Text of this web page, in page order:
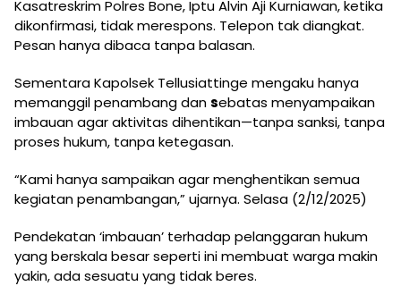
Kasatreskrim Polres Bone, Iptu Alvin Aji Kurniawan, ketika
dikonfirmasi, tidak merespons. Telepon tak diangkat.
Pesan hanya dibaca tanpa balasan.
Sementara Kapolsek Tellusiattinge mengaku hanya
memanggil penambang dansebatas menyampaikan
imbauan agar aktivitas dihentikan—tanpa sanksi, tanpa
proses hukum, tanpa ketegasan.
“Kami hanya sampaikan agar menghentikan semua
kegiatan penambangan,” ujarnya. Selasa (2/12/2025)
Pendekatan ‘imbauan’ terhadap pelanggaran hukum
yang berskala besar seperti ini membuat warga makin
yakin, ada sesuatu yang tidak beres.